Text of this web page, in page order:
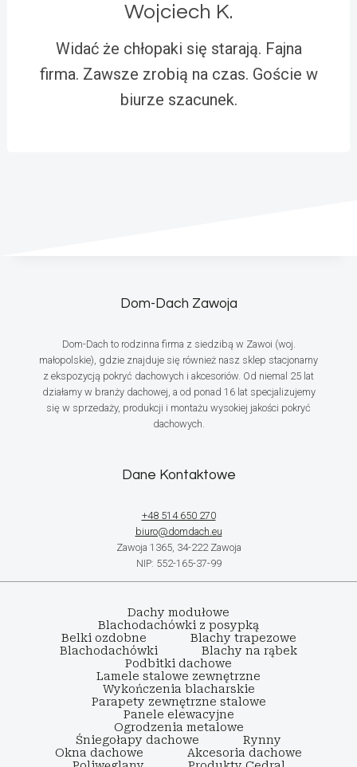
Wojciech K.
Widać że chłopaki się starają. Fajna
firma. Zawsze zrobią na czas. Goście w
biurze szacunek.
Dom-Dach Zawoja
Dom-Dach to rodzinna firma z siedzibą w Zawoi (woj.
małopolskie), gdzie znajduje się również nasz sklep stacjonarny
z ekspozycją pokryć dachowych i akcesoriów. Od niemal 25 lat
działamy w branży dachowej, a od ponad 16 lat specjalizujemy
się w sprzedaży, produkcji i montażu wysokiej jakości pokryć
dachowych.
Dane Kontaktowe
+48 514 650 270
biuro@domdach.eu
Zawoja 1365, 34-222 Zawoja
NIP: 552-165-37-99
Dachy modułowe
Blachodachówki z posypką
Belki ozdobne
Blachy trapezowe
Blachodachówki
Blachy na rąbek
Podbitki dachowe
Lamele stalowe zewnętrzne
Wykończenia blacharskie
Parapety zewnętrzne stalowe
Panele elewacyjne
Ogrodzenia metalowe
Śniegołapy dachowe
Rynny
Okna dachowe
Akcesoria dachowe